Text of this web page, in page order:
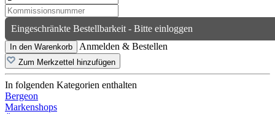
Eingeschränkte Bestellbarkeit - Bitte einloggen
In den Warenkorb Anmelden & Bestellen
Zum Merkzettel hinzufügen
In folgenden Kategorien enthalten
Bergeon
Markenshops